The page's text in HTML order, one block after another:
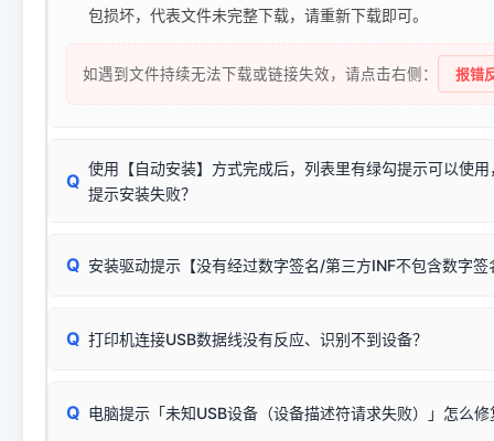
包损坏，代表文件未完整下载，请重新下载即可。
如遇到文件持续无法下载或链接失效，请点击右侧： 报错
Q
使用【自动安装】方式完成后，列表里有绿勾提示可以使
提示安装失败？
由于本站驱动包集成了32位和64位驱动，自动安装程序在运
✔ 可以使用了
：代表与您当
（被自动跳过），并不影响正
Q 安装驱动提示【没有经过数字签名/第三方INF不包含数字
往往会弹出此类提示。
系统（如 Win10/Win11 最新版）已彻底不再识别老旧驱
致安装失败。请尝试以下方案：
Q 打印机连接USB数据线没有反应、识别不到设备？
首先确认打印机电源已开启，USB数据线两端已完全插紧；
Q 电脑提示「未知USB设备（设备描述符请求失败）」怎么修